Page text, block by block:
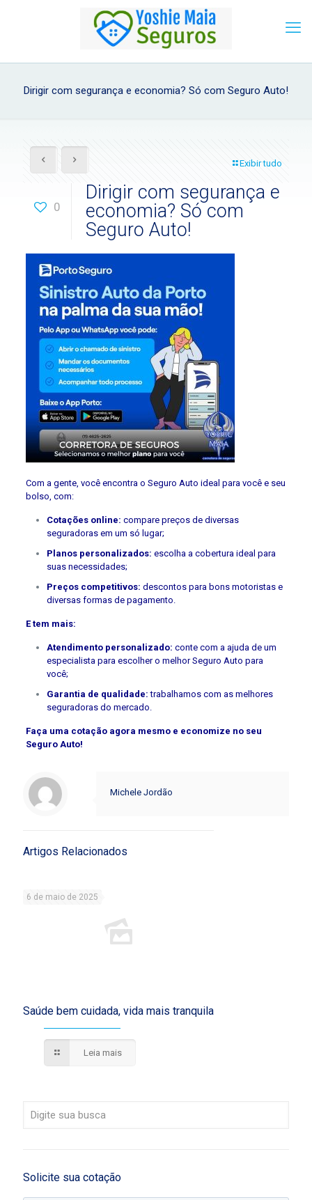
Dirigir com segurança e economia? Só com Seguro Auto!
Exibir tudo
0
Dirigir com segurança e
economia? Só com
Seguro Auto!
Com a gente, você encontra o Seguro Auto ideal para você e seu
bolso, com:
Cotações online: compare preços de diversas
seguradoras em um só lugar;
Planos personalizados: escolha a cobertura ideal para
suas necessidades;
Preços competitivos: descontos para bons motoristas e
diversas formas de pagamento.
E tem mais:
Atendimento personalizado: conte com a ajuda de um
especialista para escolher o melhor Seguro Auto para
você;
Garantia de qualidade: trabalhamos com as melhores
seguradoras do mercado.
Faça uma cotação agora mesmo e economize no seu
Seguro Auto!
Michele Jordão
Artigos Relacionados
6 de maio de 2025
Saúde bem cuidada, vida mais tranquila
Leia mais
Solicite sua cotação